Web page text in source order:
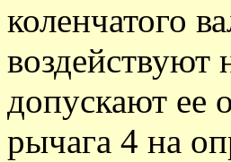
коленчатого
воздействуют
допускают ее
рычага 4 на